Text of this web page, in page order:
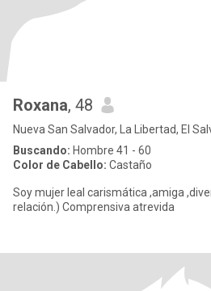
Roxana, 48
Nueva San Salvador, La Libertad, El
Buscando: Hombre 41 - 60
Color de Cabello: Castaño
Soy mujer leal carismática ,amiga
relación.) Comprensiva atrevida